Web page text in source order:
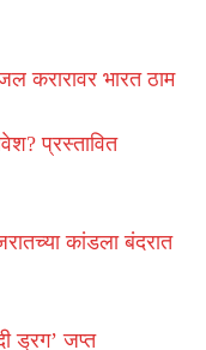
करारावर भारत ठाम
प्रस्तावित
कांडला बंदरात
ड्रग’ जप्त